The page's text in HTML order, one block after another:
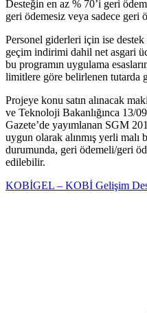
Desteğin en az % 70’i geri
geri ödemesiz veya sadece geri
Personel giderleri için ise destek
geçim indirimi dahil net asgari
bu programın uygulama
limitlere göre belirlenen tutarda
Projeye konu satın alınacak
ve Teknoloji Bakanlığınca 13/
Gazete’de yayımlanan SGM
uygun olarak alınmış yerli malı
durumunda, geri ödemeli/geri
edilebilir.
KOBİGEL – KOBİ Gelişim